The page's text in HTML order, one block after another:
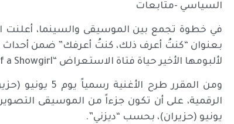
السياسي -متابعات
في خطوة تجمع بين الموسيقى والسينما، أعلنت
لألبومها الأخير حياة فتاة الاستعراض “The Life of a Showgirl”.
ومن المقرر
يونيو (حزيران)، بحسب “ديزني”.